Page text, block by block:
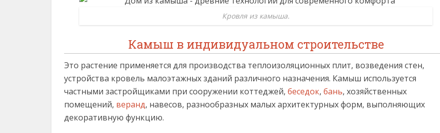
Кровля из камыша.
Камыш в индивидуальном строительстве
Это растение применяется для производства теплоизоляционных плит, возведения стен,
устройства кровель малоэтажных зданий различного назначения. Камыш используется
частными застройщиками при сооружении коттеджей, беседок, бань, хозяйственных
помещений, веранд, навесов, разнообразных малых архитектурных форм, выполняющих
декоративную функцию.